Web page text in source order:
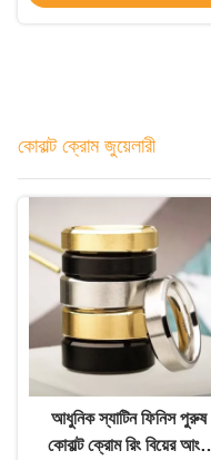
কোবাল্ট ক্রোম জুয়েলারী
আধুনিক স্যাটিন ফিনিস পুরুষ
কোবাল্ট ক্রোম রিং বিয়ের আংটি